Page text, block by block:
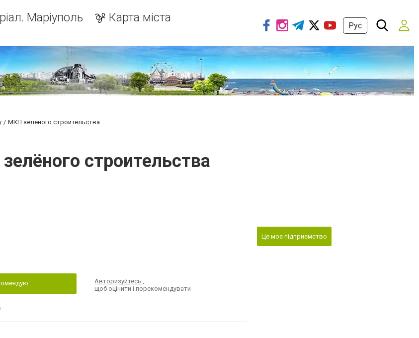
Маріуполь Карта міста
Рус
МКП зелёного строительства
строительства
Авторизуйтесь,
щоб оцінити і порекомендувати
Це моє підприємство